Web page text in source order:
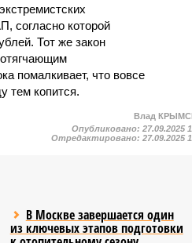
согласно которой
Тот же закон
помалкивает, что вовсе
тем копится.
Влад
Опубликовано:27.09.2025
Отредактировано:27.09.2025
В Москве завершается один
из ключевых этапов подготовки